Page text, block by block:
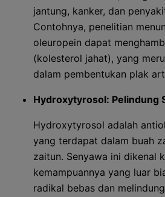
jantung, kanker, dan
Contohnya, penelitian
oleuropein dapat
(kolesterol jahat), yang
dalam pembentukan plak
Hydroxytyrosol: Pelindung
Hydroxytyrosol adalah
yang terdapat dalam buah
zaitun. Senyawa ini dikenal
kemampuannya yang luar
radikal bebas dan